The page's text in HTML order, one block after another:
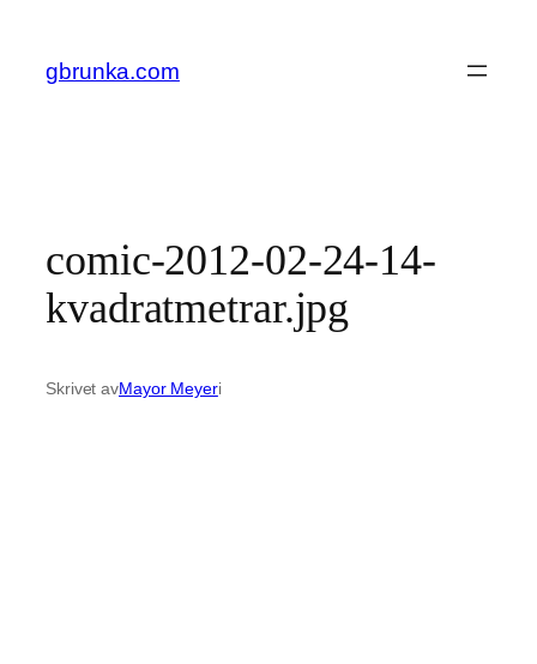
innehåll
gbrunka.com
comic-2012-02-24-14-
kvadratmetrar.jpg
Skrivet avMayor Meyeri